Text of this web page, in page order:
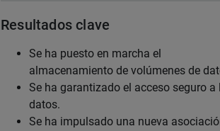
Resultados clave
Se ha puesto en marcha el
almacenamiento de volúmenes de
Se ha garantizado el acceso seguro a
datos.
Se ha impulsado una nueva